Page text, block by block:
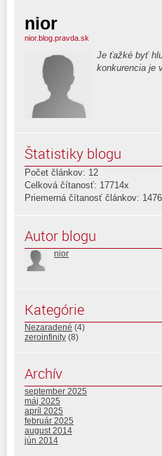
nior
nior.blog.pravda.sk
Je ťažké byť
konkurencia je
Štatistiky blogu
Počet článkov: 12
Celková čítanosť: 17714x
Priemerná čítanosť článkov:
Autor blogu
nior
Kategórie
Nezaradené (4)
zeroinfinity (8)
Archív
september 2025
máj 2025
apríl 2025
február 2025
august 2014
jún 2014